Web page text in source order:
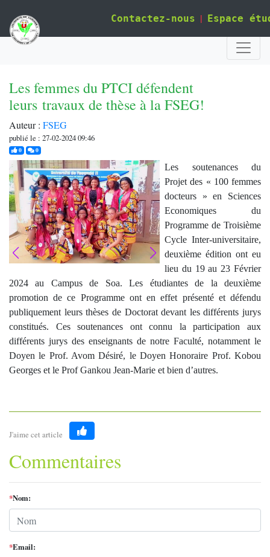
Contactez-nous | Espace
Les femmes du PTCI défendent
leurs travaux de thèse à la FSEG!
Auteur : FSEG
publié le : 27-02-2024 09:46
0j'aime0commentaires
Les soutenances du
Projet des « 100 femmes
docteurs » en Sciences
Economiques du
Programme de Troisième
Cycle Inter-universitaire,
deuxième édition ont eu
lieu du 19 au 23 Février
2024 au Campus de Soa. Les étudiantes de la deuxième
promotion de ce Programme ont en effet présenté et défendu
publiquement leurs thèses de Doctorat devant les différents jurys
constitués. Ces soutenances ont connu la participation aux
différents jurys des enseignants de notre Faculté, notamment le
Doyen le Prof. Avom Désiré, le Doyen Honoraire Prof. Kobou
Georges et le Prof Gankou Jean-Marie et bien d’autres.
J'aime cet article
Like
Commentaires
*Nom:
*Email: